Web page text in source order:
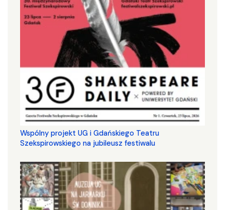
Wspólny projekt UG i Gdańskiego Teatru
Szekspirowskiego na jubileusz festiwalu